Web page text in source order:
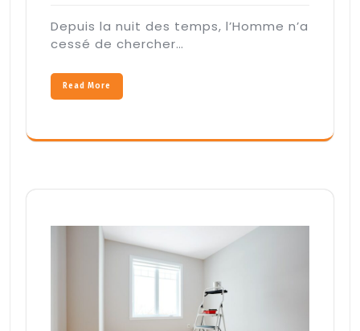
Depuis la nuit des temps, l’Homme n’a
cessé de chercher…
Read More